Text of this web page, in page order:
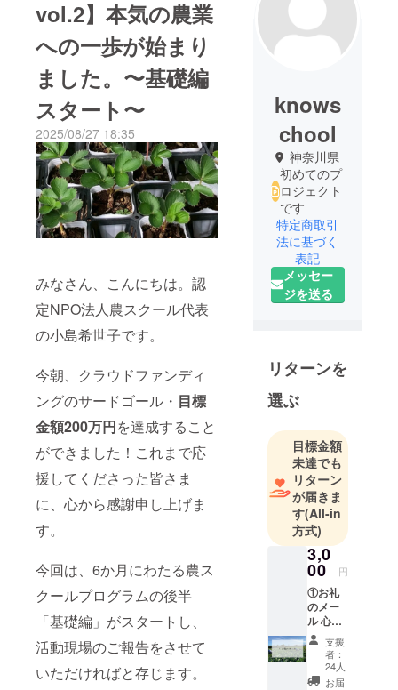
vol.2】本気の農業
への一歩が始まり
ました。〜基礎編
スタート〜
2025/08/27 18:35
みなさん、こんにちは。認
定NPO法人農スクール代表
の小島希世子です。
今朝、クラウドファンディ
ングのサードゴール・ 目標
金額200万円を達成すること
ができました！これまで応
援してくださった皆さま
に、心から感謝申し上げま
す。
今回は、6か月にわたる農ス
クールプログラムの後半
「基礎編」がスタートし、
活動現場のご報告をさせて
いただければと存じます。
knows
chool
神奈川県
初めてのプ
ロジェクト
です
特定商取引
法に基づく
表記
メッセー
ジを送る
リターンを
選ぶ
目標金額
未達でも
リターン
が届きま
す(All-in
方式)
3,0
00 円
①お礼
のメー
ル 心を
込めた
お礼の
メール
をお送
支援
者：
24人
お届